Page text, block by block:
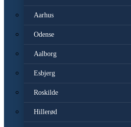
Aarhus
Odense
Aalborg
Esbjerg
Roskilde
Hillerød